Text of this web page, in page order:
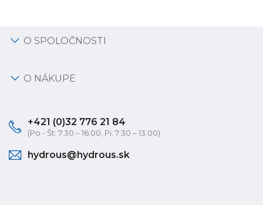
O SPOLOČNOSTI
O NÁKUPE
+421 (0)32 776 21 84
(Po - Št: 7:30 – 16:00, Pi: 7:30 – 13:00)
hydrous@hydrous.sk